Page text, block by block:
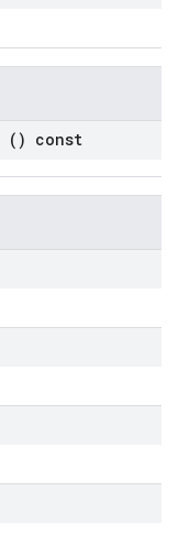
() const